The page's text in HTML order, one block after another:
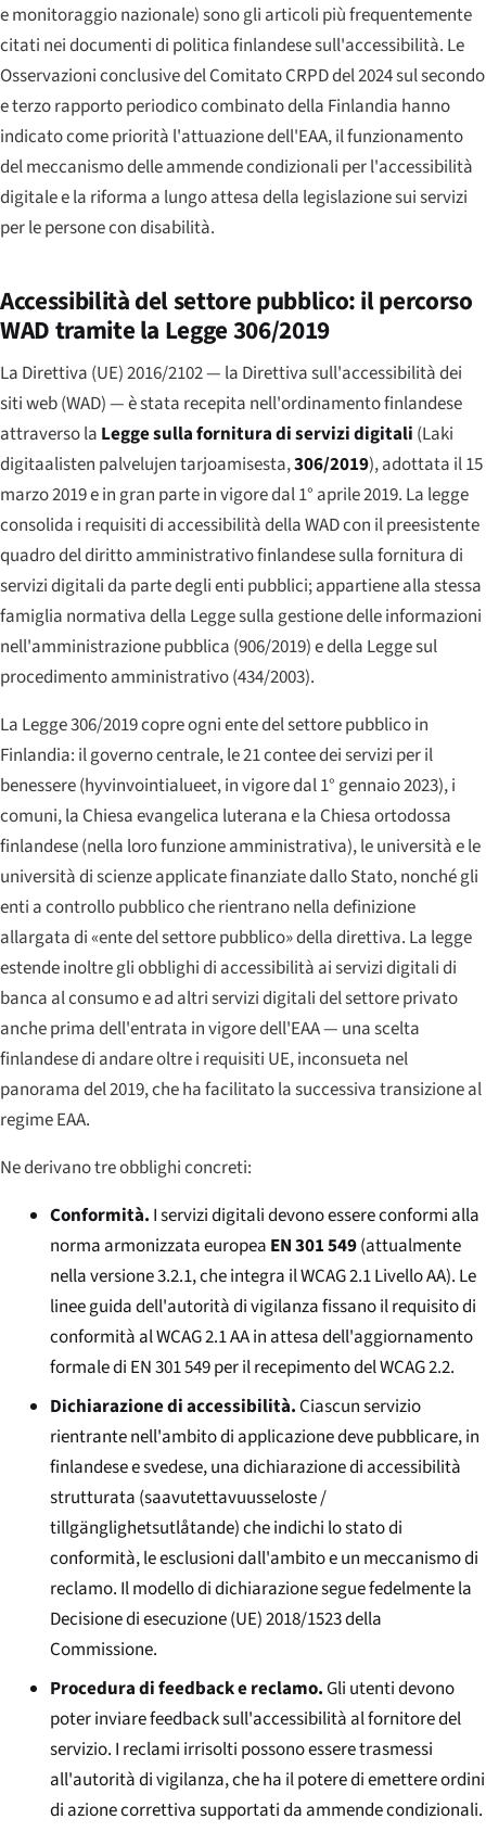
e monitoraggio nazionale) sono gli articoli più frequentemente
citati nei documenti di politica finlandese sull'accessibilità. Le
Osservazioni conclusive del Comitato CRPD del 2024 sul secondo
e terzo rapporto periodico combinato della Finlandia hanno
indicato come priorità l'attuazione dell'EAA, il funzionamento
del meccanismo delle ammende condizionali per l'accessibilità
digitale e la riforma a lungo attesa della legislazione sui servizi
per le persone con disabilità.
Accessibilità del settore pubblico: il percorso
WAD tramite la Legge 306/2019
La Direttiva (UE) 2016/2102 — la Direttiva sull'accessibilità dei
siti web (WAD) — è stata recepita nell'ordinamento finlandese
attraverso la Legge sulla fornitura di servizi digitali (Laki
digitaalisten palvelujen tarjoamisesta,306/2019), adottata il 15
marzo 2019 e in gran parte in vigore dal 1° aprile 2019. La legge
consolida i requisiti di accessibilità della WAD con il preesistente
quadro del diritto amministrativo finlandese sulla fornitura di
servizi digitali da parte degli enti pubblici; appartiene alla stessa
famiglia normativa della Legge sulla gestione delle informazioni
nell'amministrazione pubblica (906/2019) e della Legge sul
procedimento amministrativo (434/2003).
La Legge 306/2019 copre ogni ente del settore pubblico in
Finlandia: il governo centrale, le 21 contee dei servizi per il
benessere (hyvinvointialueet, in vigore dal 1° gennaio 2023), i
comuni, la Chiesa evangelica luterana e la Chiesa ortodossa
finlandese (nella loro funzione amministrativa), le università e le
università di scienze applicate finanziate dallo Stato, nonché gli
enti a controllo pubblico che rientrano nella definizione
allargata di «ente del settore pubblico» della direttiva. La legge
estende inoltre gli obblighi di accessibilità ai servizi digitali di
banca al consumo e ad altri servizi digitali del settore privato
anche prima dell'entrata in vigore dell'EAA — una scelta
finlandese di andare oltre i requisiti UE, inconsueta nel
panorama del 2019, che ha facilitato la successiva transizione al
regime EAA.
Ne derivano tre obblighi concreti:
Conformità. I servizi digitali devono essere conformi alla
norma armonizzata europea EN 301 549(attualmente
nella versione 3.2.1, che integra il WCAG 2.1 Livello AA). Le
linee guida dell'autorità di vigilanza fissano il requisito di
conformità al WCAG 2.1 AA in attesa dell'aggiornamento
formale di EN 301 549 per il recepimento del WCAG 2.2.
Dichiarazione di accessibilità.Ciascun servizio
rientrante nell'ambito di applicazione deve pubblicare, in
finlandese e svedese, una dichiarazione di accessibilità
strutturata (saavutettavuusseloste/
tillgänglighetsutlåtande) che indichi lo stato di
conformità, le esclusioni dall'ambito e un meccanismo di
reclamo. Il modello di dichiarazione segue fedelmente la
Decisione di esecuzione (UE) 2018/1523 della
Commissione.
Procedura di feedback e reclamo.Gli utenti devono
poter inviare feedback sull'accessibilità al fornitore del
servizio. I reclami irrisolti possono essere trasmessi
all'autorità di vigilanza, che ha il potere di emettere ordini
di azione correttiva supportati da ammende condizionali.